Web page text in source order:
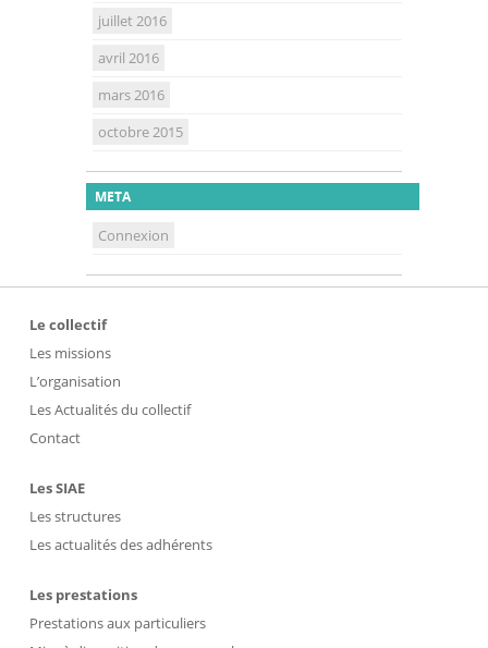
juillet 2016
avril 2016
mars 2016
octobre 2015
META
Connexion
Le collectif
Les missions
L’organisation
Les Actualités du collectif
Contact
Les SIAE
Les structures
Les actualités des adhérents
Les prestations
Prestations aux particuliers